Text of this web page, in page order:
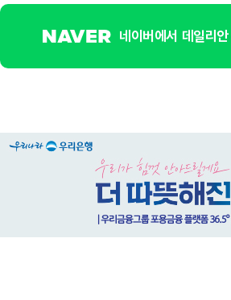
네이버에서 데일리